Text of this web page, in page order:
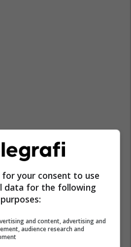
for your consent to use
data for the following
purposes:
and content, advertising and
audience research and